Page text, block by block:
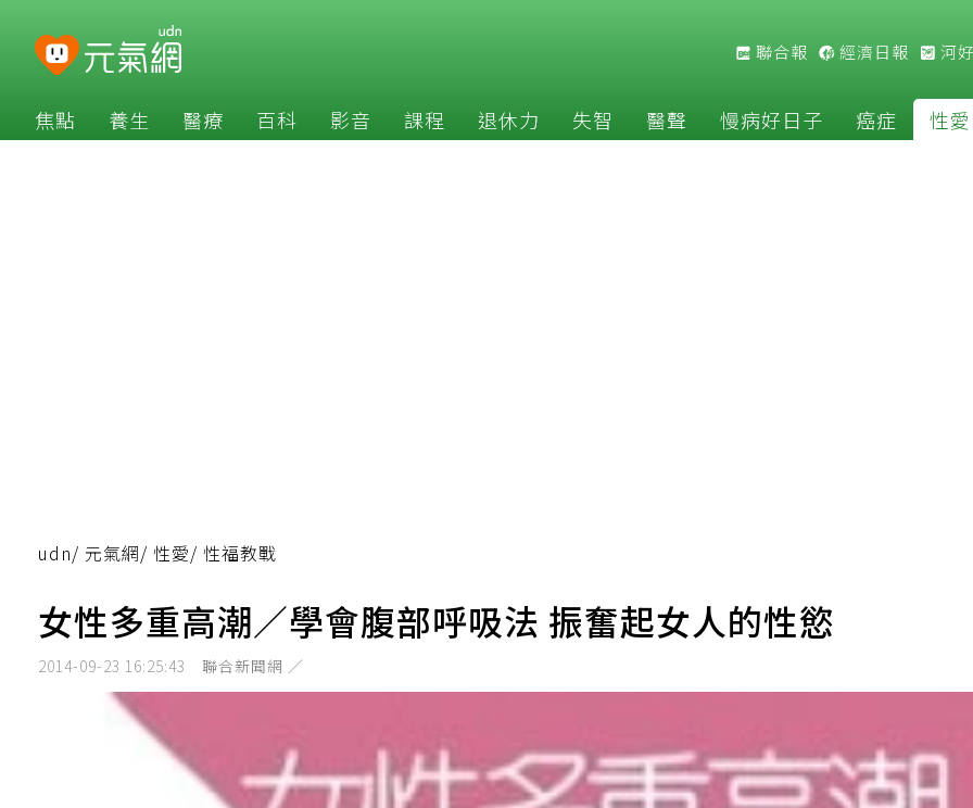
聯合報 經濟日報 河
焦點 養生 醫療 百科 影音 課程 退休力 失智 醫聲 慢病好日子 癌症 性愛
udn/ 元氣網/ 性愛/ 性福教戰
女性多重高潮／學會腹部呼吸法 振奮起女人的性慾
2014-09-23 16:25:43 聯合新聞網 ／